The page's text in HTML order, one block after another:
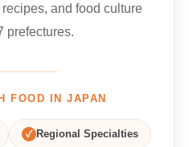
and food culture
prefectures.
FOOD IN JAPAN
✓ Regional Specialties